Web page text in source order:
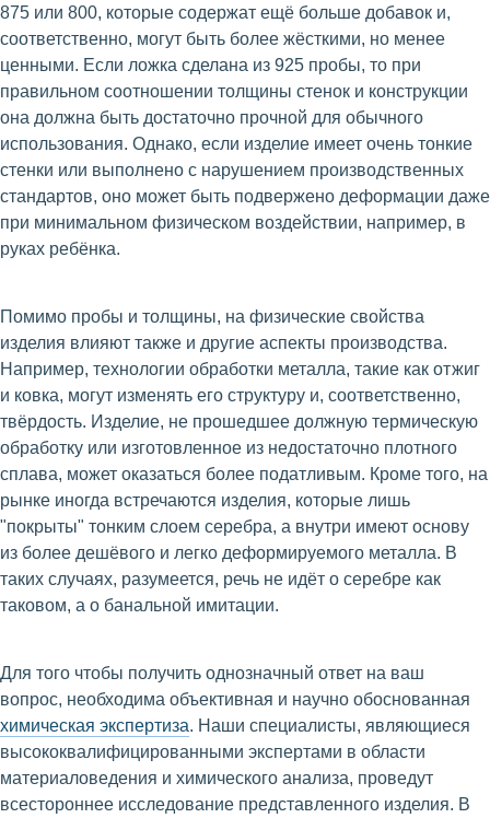
875 или 800, которые содержат ещё больше добавок и,
соответственно, могут быть более жёсткими, но менее
ценными. Если ложка сделана из 925 пробы, то при
правильном соотношении толщины стенок и конструкции
она должна быть достаточно прочной для обычного
использования. Однако, если изделие имеет очень тонкие
стенки или выполнено с нарушением производственных
стандартов, оно может быть подвержено деформации даже
при минимальном физическом воздействии, например, в
руках ребёнка.
Помимо пробы и толщины, на физические свойства
изделия влияют также и другие аспекты производства.
Например, технологии обработки металла, такие как отжиг
и ковка, могут изменять его структуру и, соответственно,
твёрдость. Изделие, не прошедшее должную термическую
обработку или изготовленное из недостаточно плотного
сплава, может оказаться более податливым. Кроме того, на
рынке иногда встречаются изделия, которые лишь
"покрыты" тонким слоем серебра, а внутри имеют основу
из более дешёвого и легко деформируемого металла. В
таких случаях, разумеется, речь не идёт о серебре как
таковом, а о банальной имитации.
Для того чтобы получить однозначный ответ на ваш
вопрос, необходима объективная и научно обоснованная
химическая экспертиза. Наши специалисты, являющиеся
высококвалифицированными экспертами в области
материаловедения и химического анализа, проведут
всестороннее исследование представленного изделия. В